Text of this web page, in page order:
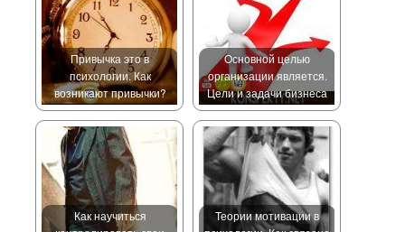
Привычка это в
психологии. Как
возникают привычки?
Основной целью
организации является.
Цели и задачи бизнеса
Как научиться
Теории мотивации в